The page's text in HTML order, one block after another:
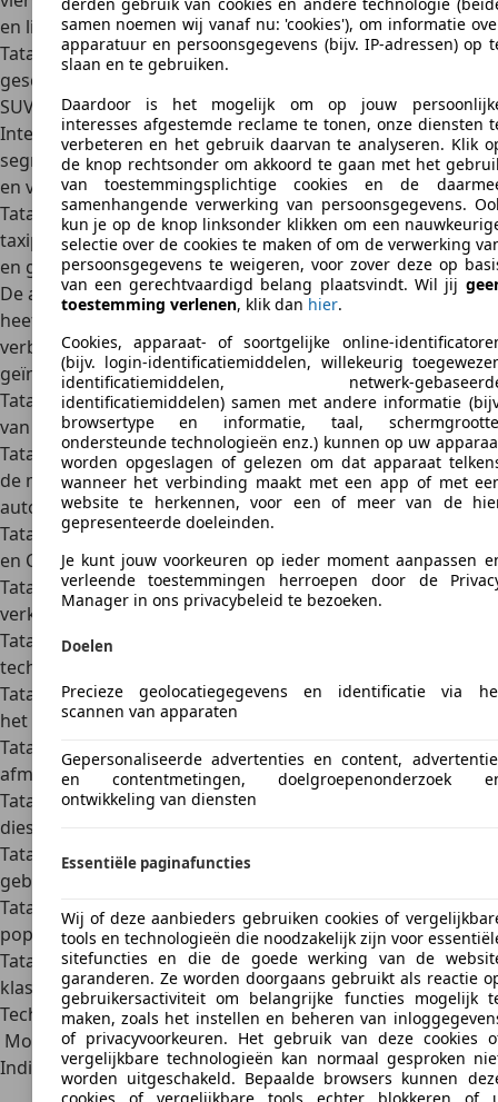
en licht terreinwerk
Tata Safari– SUV met ladderchassis en dieselmotor,
geschikt voor het terrein. Minder verfijnd dan Europese
SUV’s, maar zeer robuust.
Internationaal was en is Tata actief inveel meer
segmenten, denk aan stadsauto’s, compacte sedans, SUV’s
en vooral lichte en zware bedrijfsvoertuigen. In India is
Tata dominant in het openbaar vervoeren als
taxiproducent. De modellen zijn vaak eenvoudig, robuust
en gericht op lage kosten in het gebruik.
De afgelopen jaren zien we een sterke modernisering. Tata
heeft zijn modellen qua design en technologie fors
verbeterd. Er zijn zelfs elektrische varianten
geïntroduceerd, zoals de Tigor EV en Nexon EV. De huidige
Tata-modellen zijn daardoor volwaardige concurrenten
van merken als Hyundai en Suzuki in Azië.
Tata Nano– ultiem goedkope stadsauto, ontworpen voor
de massa en gepresenteerd als ’s werelds goedkoopste
auto
Tata Tiago– populaire hatchback, leverbaar met benzine-
en CNG-motoren.
Tata Tigor– sedanvariant van de Tiago, ook als EV
verkrijgbaar.
Tata Altroz– hatchback in het B-segment met moderne
technologie.
Tata Safari– ruime SUV met drie zitrijen, naamgever aan
het Tata-erfgoed.
Tata Punch
– mini-SUV met hoge zit en compacte
afmetingen.
Tata Nexon– compacte SUV, beschikbaar als benzine,
diesel en volledig elektrisch.
Tata Harrier– middelgrote SUV met stoer design,
gebaseerd op Land Rover-techniek.
Tata Ace– lichte bedrijfswagen/minitruck, nog steeds erg
populair in Azië.
Tata 407– licht commercieel voertuig, al decennia lang een
klassieker in India.
Technische specificaties per model
Model
CarrosserieBrandstofCilinderinhoud Vermogen
Indica
Hatchback
Benzine /
Diesel
1.4 l
51-55 kW
(69-75 pk)
980
derden gebruik van cookies en andere technologie
samen noemen wij vanaf nu: 'cookies'), om informatie
apparatuur en persoonsgegevens (bijv. IP-adressen) op
slaan en te gebruiken.
Daardoor is het mogelijk om op jouw
interesses afgestemde reclame te tonen, onze diensten
verbeteren en het gebruik daarvan te analyseren. Klik
de knop rechtsonder om akkoord te gaan met het
van toestemmingsplichtige cookies en de
samenhangende verwerking van persoonsgegevens.
kun je op de knop linksonder klikken om een
selectie over de cookies te maken of om de verwerking
persoonsgegevens te weigeren, voor zover deze op
van een gerechtvaardigd belang plaatsvindt. Wil jij
toestemming verlenen, klik dan hier.
Cookies, apparaat- of soortgelijke online-
(bijv. login-identificatiemiddelen, willekeurig
identificatiemiddelen, netwerk-
identificatiemiddelen) samen met andere informatie
browsertype en informatie, taal,
ondersteunde technologieën enz.) kunnen op uw
worden opgeslagen of gelezen om dat apparaat
wanneer het verbinding maakt met een app of met
website te herkennen, voor een of meer van de
gepresenteerde doeleinden.
Je kunt jouw voorkeuren op ieder moment aanpassen
verleende toestemmingen herroepen door de
Manager in ons privacybeleid te bezoeken.
Doelen
Precieze geolocatiegegevens en identificatie via
scannen van apparaten
Gepersonaliseerde advertenties en content,
en contentmetingen, doelgroepenonderzoek
ontwikkeling van diensten
Essentiële paginafuncties
Wij of deze aanbieders gebruiken cookies of
tools en technologieën die noodzakelijk zijn voor
sitefuncties en die de goede werking van de
garanderen. Ze worden doorgaans gebruikt als reactie
gebruikersactiviteit om belangrijke functies mogelijk
maken, zoals het instellen en beheren van
of privacyvoorkeuren. Het gebruik van deze cookies
vergelijkbare technologieën kan normaal gesproken
worden uitgeschakeld. Bepaalde browsers kunnen